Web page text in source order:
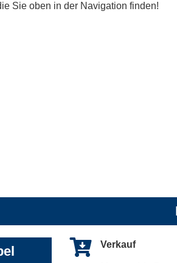
Sie oben in der Navigation finden!
Verkauf